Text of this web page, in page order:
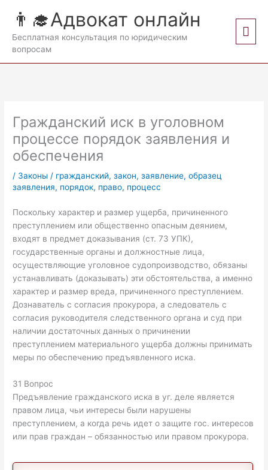
содержимому
👨‍🎓Адвокат онлайн
Бесплатная консультация по юридическим
вопросам
Гражданский иск в уголовном
процессе порядок заявления и
обеспечения
/ Законы / гражданский,закон,заявление,образец
заявления, порядок, право, процесс
Поскольку характер и размер ущерба, причиненного
преступле­нием или общественно опасным деянием,
входят в предмет доказы­вания (ст. 73 УПК),
государственные органы и должностные лица,
осуществляющие уголовное судопроизводство, обязаны
устанавли­вать (доказывать) эти обстоятельства, а именно
характер и размер вреда, причиненного преступлением.
Дознаватель с согласия прокурора, а следователь с
согласия ру­ководителя следственного органа и суд при
наличии достаточных данных о причинении
преступлением материального ущерба долж­ны принимать
меры по обеспечению предъявленного иска.
31 Вопрос
Предъявление гражданского иска в уг. деле является
правом лица, чьи интересы были нарушены
преступлением, а когда речь идет о защите гос. интересов
или прав граждан – обязанностью или правом прокурора.